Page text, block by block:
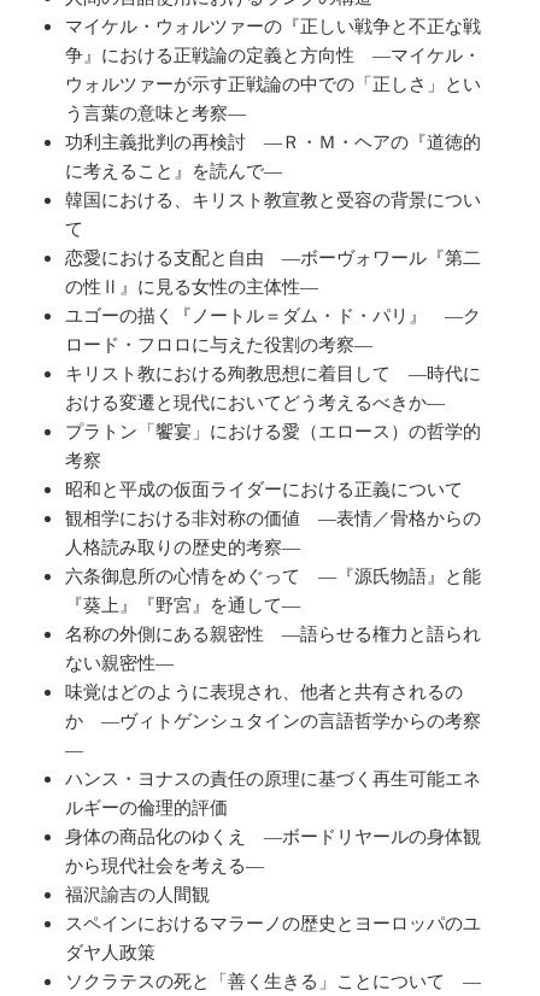
マイケル・ウォルツァーの『正しい戦争と不正な戦
争』における正戦論の定義と方向性 ―マイケル・
ウォルツァーが示す正戦論の中での「正しさ」とい
う言葉の意味と考察―
功利主義批判の再検討 ―Ｒ・Ｍ・ヘアの『道徳的
に考えること』を読んで―
韓国における、キリスト教宣教と受容の背景につい
て
恋愛における支配と自由 ―ボーヴォワール『第二
の性Ⅱ』に見る女性の主体性―
ユゴーの描く『ノートル＝ダム・ド・パリ』 ―ク
ロード・フロロに与えた役割の考察―
キリスト教における殉教思想に着目して ―時代に
おける変遷と現代においてどう考えるべきか―
プラトン「饗宴」における愛（エロース）の哲学的
考察
昭和と平成の仮面ライダーにおける正義について
観相学における非対称の価値 ―表情／骨格からの
人格読み取りの歴史的考察―
六条御息所の心情をめぐって ―『源氏物語』と能
『葵上』『野宮』を通して―
名称の外側にある親密性 ―語らせる権力と語られ
ない親密性―
味覚はどのように表現され、他者と共有されるの
か ―ヴィトゲンシュタインの言語哲学からの考察
―
ハンス・ヨナスの責任の原理に基づく再生可能エネ
ルギーの倫理的評価
身体の商品化のゆくえ ―ボードリヤールの身体観
から現代社会を考える―
福沢諭吉の人間観
スペインにおけるマラーノの歴史とヨーロッパのユ
ダヤ人政策
ソクラテスの死と「善く生きる」ことについて ―